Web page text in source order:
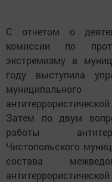
С отчетом о
комиссии по
экстремизму в
году выступила
Затем по двум
работы
Чистопольского
состава